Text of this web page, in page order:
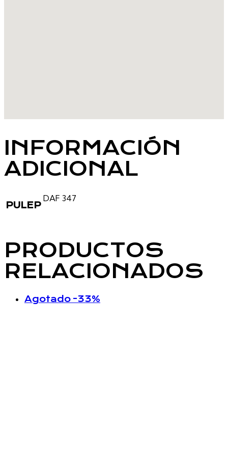
INFORMACIÓN
ADICIONAL
PULEP
DAF 347
PRODUCTOS
RELACIONADOS
Agotado -33%